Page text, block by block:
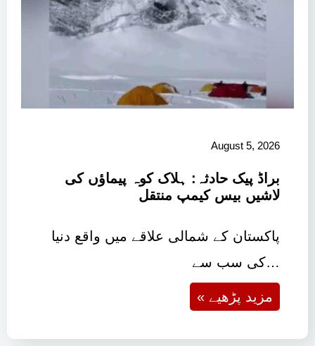
August 5, 2026
براڈ پیک حادثہ: ہلاک کوہ پیماؤں کی
لاشیں بیس کیمپ منتقل
پاکستان کے شمالی علاقے میں واقع دنیا
کی سب سے…
« مزید پڑھیے